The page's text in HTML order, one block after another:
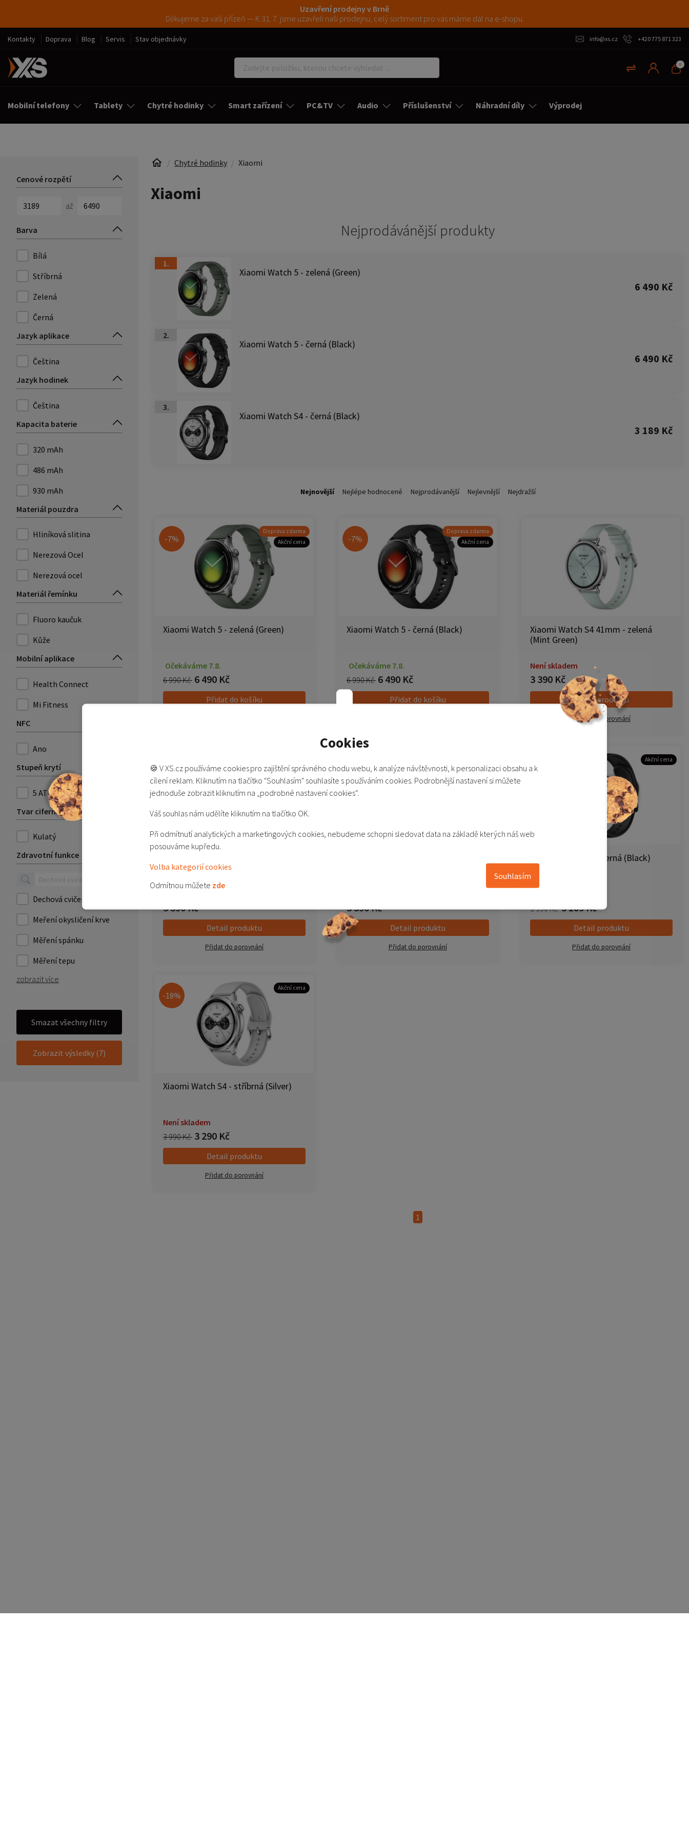
Cookies
🍪 V XS.cz používáme cookies pro zajištění správného chodu webu, k analýze návštěvnosti, k personalizaci obsahu a k
cílení reklam. Kliknutím na tlačítko "Souhlasím" souhlasíte s používáním cookies. Podrobnější nastavení si můžete
jednoduše zobrazit kliknutím na „podrobné nastavení cookies“.
Váš souhlas nám udělíte kliknutím na tlačítko OK.
Při odmítnutí analytických a marketingových cookies, nebudeme schopni sledovat data na základě kterých náš web
posouváme kupředu.
Volba kategorií cookies
Odmítnou můžete zde
Souhlasím
Uzavření prodejny v Brně
Děkujeme za vaši přízeň — K 31. 7. jsme uzavřeli naši prodejnu, celý sortiment pro vás máme dál na e-shopu.
Kontakty Doprava Blog Servis Stav objednávky info@xs.cz +420 775 871 323
0
Mobilní telefony Tablety Chytré hodinky Smart zařízení PC&TV Audio Příslušenství Náhradní díly Výprodej
Cenové rozpětí
až
Barva
Bílá
Stříbrná
Zelená
Černá
Jazyk aplikace
Čeština
Jazyk hodinek
Čeština
Kapacita baterie
320 mAh
486 mAh
930 mAh
Materiál pouzdra
Hliníková slitina
Nerezová Ocel
Nerezová ocel
Materiál řemínku
Fluoro kaučuk
Kůže
Mobilní aplikace
Health Connect
Mi Fitness
NFC
Ano
Stupeň krytí
5 ATM
Tvar ciferníku
Kulatý
Zdravotní funkce
Dechová cvičení
Meření okysličení krve
Měření spánku
Měření tepu
zobrazit více
Smazat všechny filtry
Zobrazit výsledky (7)
Chytré hodinky Xiaomi
Xiaomi
Nejprodávánější produkty
1.
Xiaomi Watch 5 - zelená (Green)
6 490 Kč
2.
Xiaomi Watch 5 - černá (Black)
6 490 Kč
3.
Xiaomi Watch S4 - černá (Black)
3 189 Kč
Nejnovější Nejlépe hodnocené Nejprodávanější Nejlevnější Nejdražší
-7%
Doprava zdarma
Akční cena
Xiaomi Watch 5 - zelená (Green)
Očekáváme 7.8.
6 990 Kč 6 490 Kč
Přidat do košíku
-7%
Doprava zdarma
Akční cena
Xiaomi Watch 5 - černá (Black)
Očekáváme 7.8.
6 990 Kč 6 490 Kč
Přidat do košíku
Xiaomi Watch S4 41mm - zelená
(Mint Green)
Není skladem
3 390 Kč
Detail produktu
Přidat do porovnání
3 390 Kč
Detail produktu
Přidat do porovnání
3 390 Kč
Detail produktu
Přidat do porovnání
-20%
Akční cena
Xiaomi Watch S4 - černá (Black)
3 990 Kč 3 189 Kč
Detail produktu
Přidat do porovnání
-18%
Akční cena
Xiaomi Watch S4 - stříbrná (Silver)
Není skladem
3 990 Kč 3 290 Kč
Detail produktu
Přidat do porovnání
1